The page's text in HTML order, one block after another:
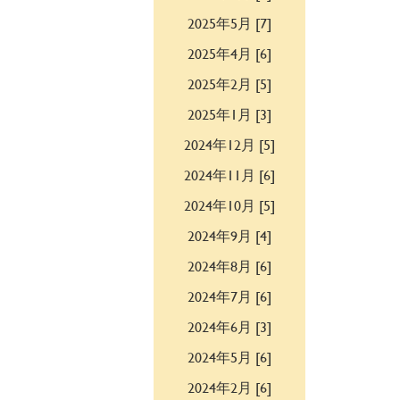
2025年5月 [7]
2025年4月 [6]
2025年2月 [5]
2025年1月 [3]
2024年12月 [5]
2024年11月 [6]
2024年10月 [5]
2024年9月 [4]
2024年8月 [6]
2024年7月 [6]
2024年6月 [3]
2024年5月 [6]
2024年2月 [6]